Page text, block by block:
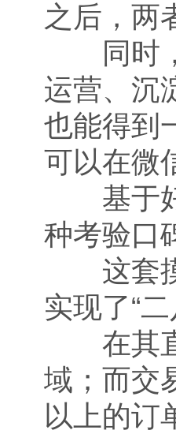
之后，两
同时，
运营、沉
也能得到
可以在微
基于好
种考验口
这套摸
实现了“
在其直
域；而交
以上的订